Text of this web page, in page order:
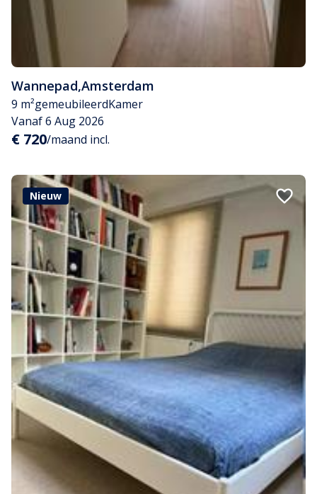
Wannepad,Amsterdam
9 m²gemeubileerdKamer
Vanaf 6 Aug 2026
€ 720/maand incl.
Nieuw